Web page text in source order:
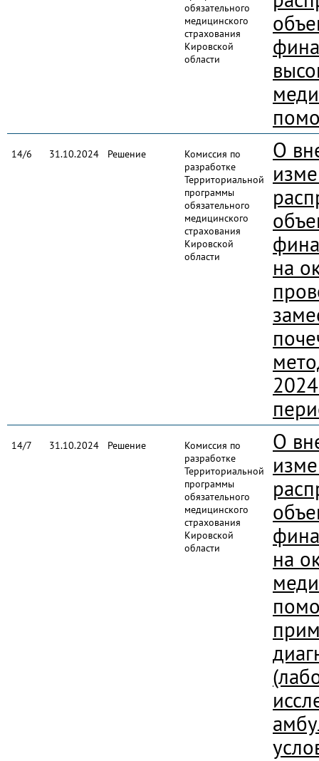
обязательного
медицинского
страхования
Кировской
области
14/6 31.10.2024 Решение
Комиссия по
разработке
Территориальной
программы
обязательного
медицинского
страхования
Кировской
области
О
на
14/7 31.10.2024 Решение
Комиссия по
разработке
Территориальной
программы
обязательного
медицинского
страхования
Кировской
области
О
на